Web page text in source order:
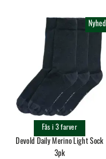
Nyhed
Devold Daily Merino Light Sock
3pk
Fås i 3 farver